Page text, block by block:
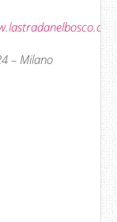
– Milano